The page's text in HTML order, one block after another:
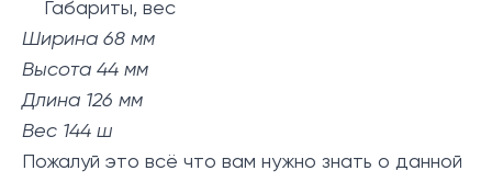
Габариты, вес
Ширина 68 мм
Высота 44 мм
Длина 126 мм
Вес 144 ш
Пожалуй это всё что вам нужно знать о данной